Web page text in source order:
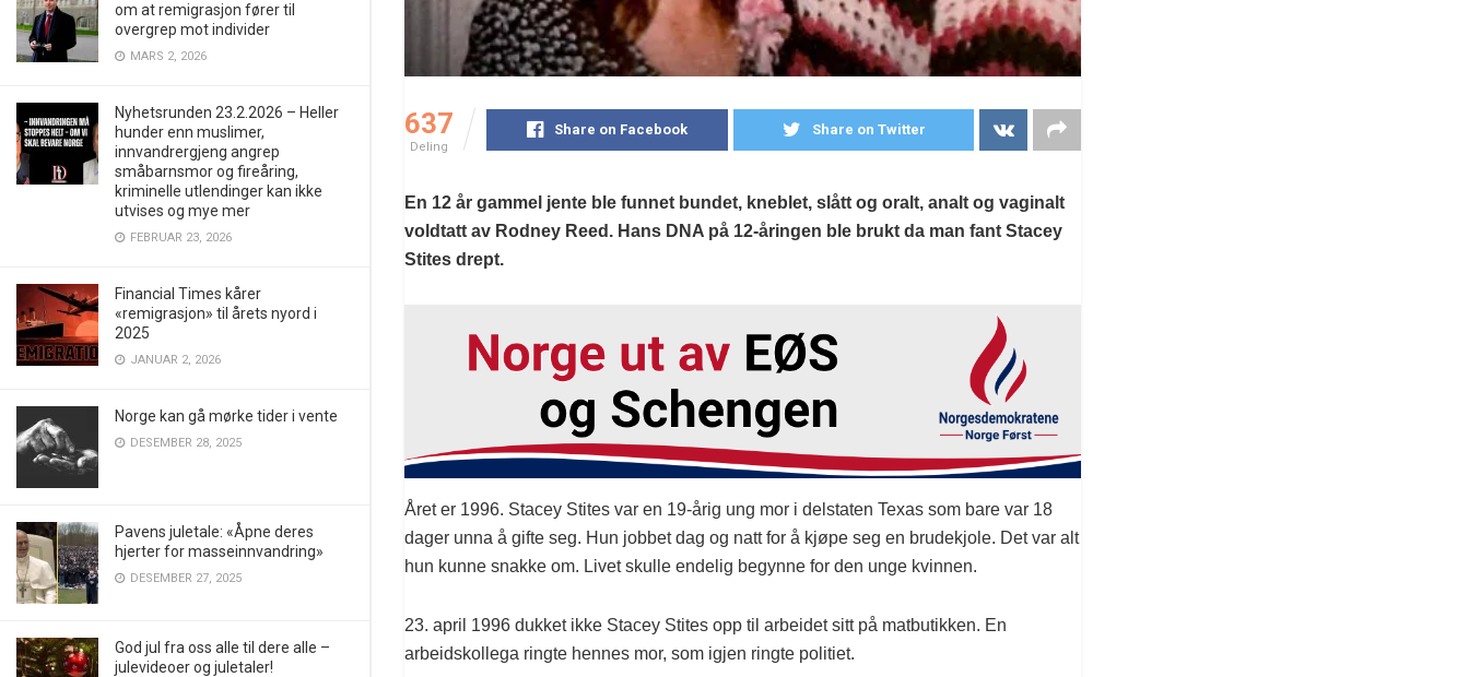
om at remigrasjon fører til
overgrep mot individer
MARS 2, 2026
Nyhetsrunden 23.2.2026 – Heller
hunder enn muslimer,
innvandrergjeng angrep
småbarnsmor og fireåring,
kriminelle utlendinger kan ikke
utvises og mye mer
FEBRUAR 23, 2026
Financial Times kårer
«remigrasjon» til årets nyord i
2025
JANUAR 2, 2026
Norge kan gå mørke tider i vente
DESEMBER 28, 2025
Pavens juletale: «Åpne deres
hjerter for masseinnvandring»
DESEMBER 27, 2025
God jul fra oss alle til dere alle –
julevideoer og juletaler!
637
Deling
Share on Facebook Share on Twitter
En 12 år gammel jente ble funnet bundet, kneblet, slått og oralt, analt og vaginalt
voldtatt av Rodney Reed. Hans DNA på 12-åringen ble brukt da man fant Stacey
Stites drept.
Året er 1996. Stacey Stites var en 19-årig ung mor i delstaten Texas som bare var 18
dager unna å gifte seg. Hun jobbet dag og natt for å kjøpe seg en brudekjole. Det var alt
hun kunne snakke om. Livet skulle endelig begynne for den unge kvinnen.
23. april 1996 dukket ikke Stacey Stites opp til arbeidet sitt på matbutikken. En
arbeidskollega ringte hennes mor, som igjen ringte politiet.